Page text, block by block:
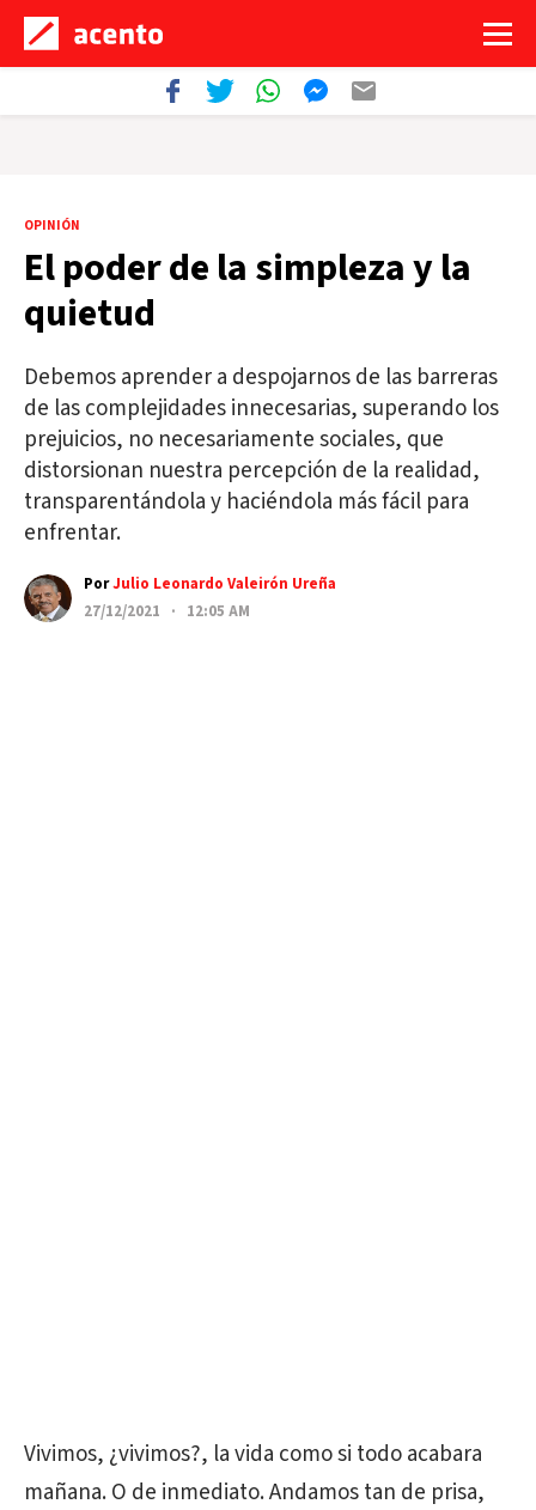
OPINIÓN
El poder de la simpleza y la
quietud
Debemos aprender a despojarnos de las barreras
de las complejidades innecesarias, superando los
prejuicios, no necesariamente sociales, que
distorsionan nuestra percepción de la realidad,
transparentándola y haciéndola más fácil para
enfrentar.
PorJulio Leonardo Valeirón Ureña
27/12/2021 · 12:05 AM
Vivimos, ¿vivimos?, la vida como si todo acabara
mañana. O de inmediato. Andamos tan de prisa,